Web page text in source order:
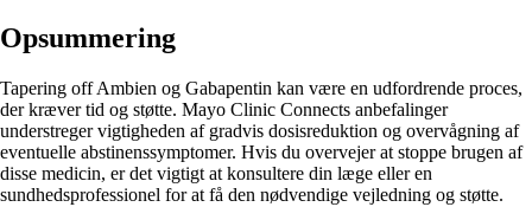
Opsummering
Tapering off Ambien og Gabapentin kan være en udfordrende proces,
der kræver tid og støtte. Mayo Clinic Connects anbefalinger
understreger vigtigheden af ​​gradvis dosisreduktion og overvågning af
eventuelle abstinenssymptomer. Hvis du overvejer at stoppe brugen af
disse medicin, er det vigtigt at konsultere din læge eller en
sundhedsprofessionel for at få den nødvendige vejledning og støtte.